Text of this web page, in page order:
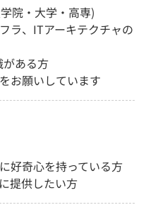
院・大学・高専)
ラ、ITアーキテクチャの
がある方
お願いしています
好奇心を持っている方
提供したい方